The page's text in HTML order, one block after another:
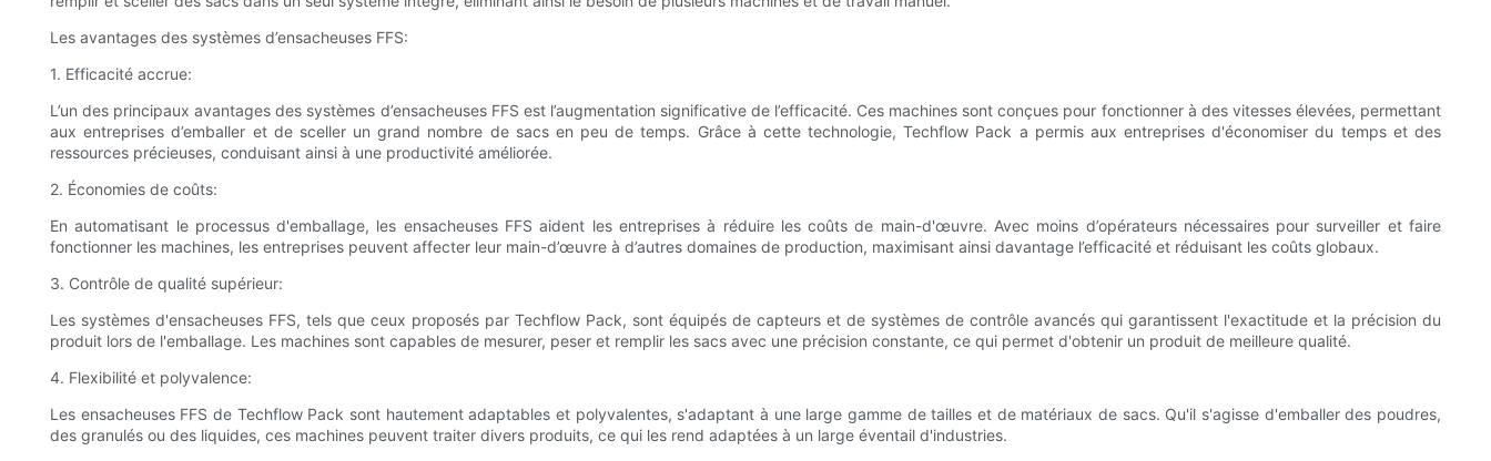
Les avantages des systèmes d’ensacheuses FFS:
1. Efficacité accrue:
L’un des principaux avantages des systèmes d’ensacheuses FFS est l’augmentation significative de l’efficacité. Ces machines sont conçues pour fonctionner à des vitesses élevées, permettant
aux entreprises d’emballer et de sceller un grand nombre de sacs en peu de temps. Grâce à cette technologie, Techflow Pack a permis aux entreprises d'économiser du temps et des
ressources précieuses, conduisant ainsi à une productivité améliorée.
2. Économies de coûts:
En automatisant le processus d'emballage, les ensacheuses FFS aident les entreprises à réduire les coûts de main-d'œuvre. Avec moins d’opérateurs nécessaires pour surveiller et faire
fonctionner les machines, les entreprises peuvent affecter leur main-d’œuvre à d’autres domaines de production, maximisant ainsi davantage l’efficacité et réduisant les coûts globaux.
3. Contrôle de qualité supérieur:
Les systèmes d'ensacheuses FFS, tels que ceux proposés par Techflow Pack, sont équipés de capteurs et de systèmes de contrôle avancés qui garantissent l'exactitude et la précision du
produit lors de l'emballage. Les machines sont capables de mesurer, peser et remplir les sacs avec une précision constante, ce qui permet d'obtenir un produit de meilleure qualité.
4. Flexibilité et polyvalence:
Les ensacheuses FFS de Techflow Pack sont hautement adaptables et polyvalentes, s'adaptant à une large gamme de tailles et de matériaux de sacs. Qu'il s'agisse d'emballer des poudres,
des granulés ou des liquides, ces machines peuvent traiter divers produits, ce qui les rend adaptées à un large éventail d'industries.